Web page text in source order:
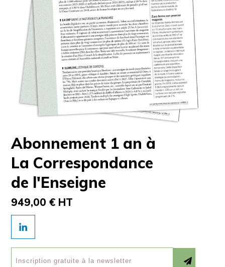
Abonnement 1 an à
La Correspondance
de l'Enseigne
949,00 € HT